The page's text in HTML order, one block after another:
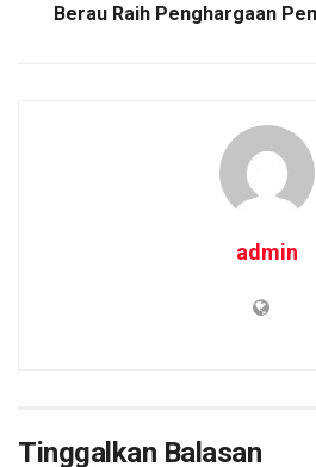
Berau Raih Penghargaan
admin
Tinggalkan Balasan